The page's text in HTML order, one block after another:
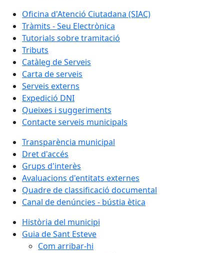
Oficina d'Atenció Ciutadana (SIAC)
Tràmits - Seu Electrònica
Tutorials sobre tramitació
Tributs
Catàleg de Serveis
Carta de serveis
Serveis externs
Expedició DNI
Queixes i suggeriments
Contacte serveis municipals
Transparència municipal
Dret d'accés
Grups d'interès
Avaluacions d'entitats externes
Quadre de classificació documental
Canal de denúncies - bústia ètica
Història del municipi
Guia de Sant Esteve
Com arribar-hi